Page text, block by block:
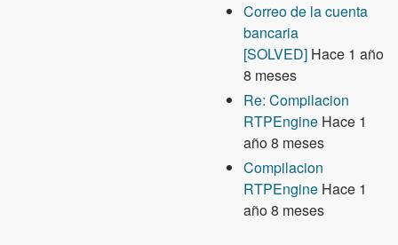
Correo de la cuenta
bancaria
[SOLVED] Hace 1 año
8 meses
Re: Compilacion
RTPEngine Hace 1
año 8 meses
Compilacion
RTPEngine Hace 1
año 8 meses